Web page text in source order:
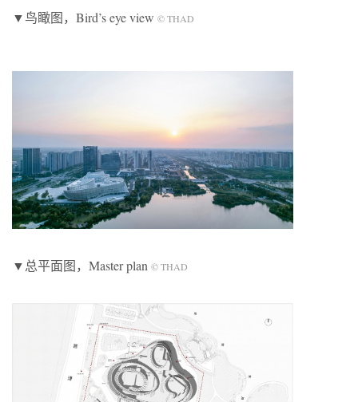
▼鸟瞰图，Bird’s eye view © THAD
▼总平面图，Master plan © THAD